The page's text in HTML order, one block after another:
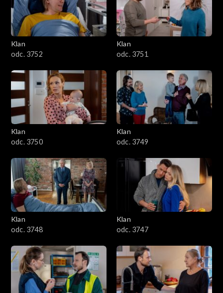
Klan
odc. 3752
Klan
odc. 3751
Klan
odc. 3750
Klan
odc. 3749
Klan
odc. 3748
Klan
odc. 3747